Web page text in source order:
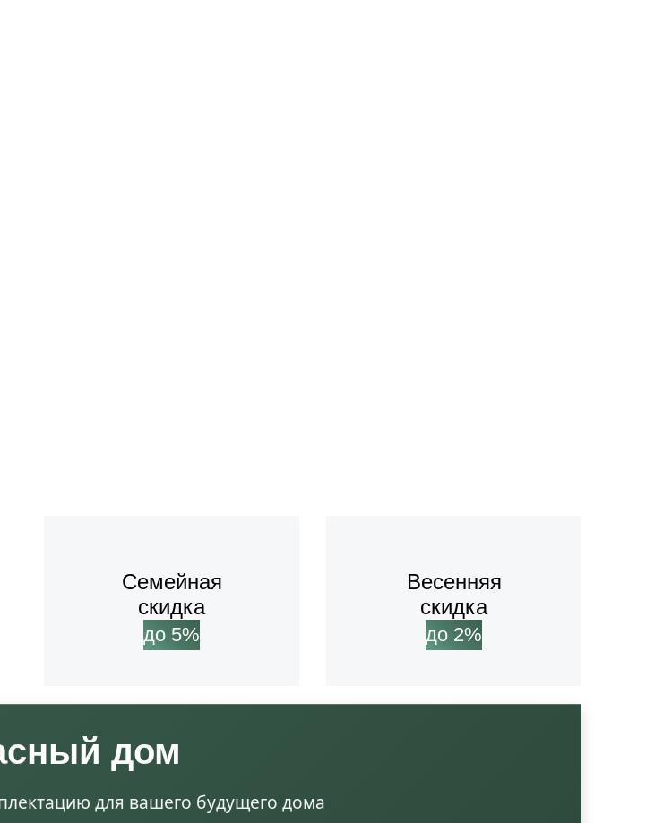
Семейная
скидка
до 5%
Весенняя
скидка
до 2%
дом
для вашего будущего дома